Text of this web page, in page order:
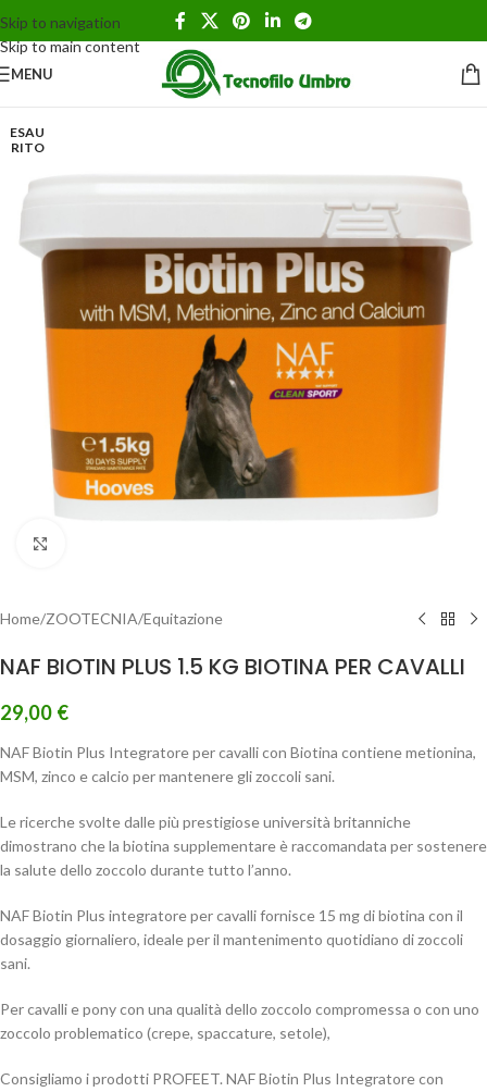
Skip to navigation
Skip to main content
MENU
ESAU
RITO
Home/ZOOTECNIA/Equitazione
NAF BIOTIN PLUS 1.5 KG BIOTINA PER CAVALLI
29,00 €
NAF Biotin Plus Integratore per cavalli con Biotina contiene metionina,
MSM, zinco e calcio per mantenere gli zoccoli sani.
Le ricerche svolte dalle più prestigiose università britanniche
dimostrano che la biotina supplementare è raccomandata per sostenere
la salute dello zoccolo durante tutto l’anno.
NAF Biotin Plus integratore per cavalli fornisce 15 mg di biotina con il
dosaggio giornaliero, ideale per il mantenimento quotidiano di zoccoli
sani.
Per cavalli e pony con una qualità dello zoccolo compromessa o con uno
zoccolo problematico (crepe, spaccature, setole),
Consigliamo i prodotti PROFEET. NAF Biotin Plus Integratore con